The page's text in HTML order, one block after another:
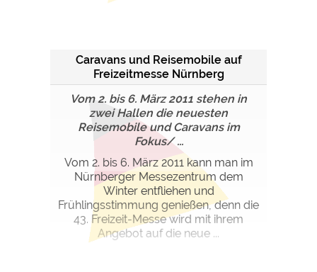
Caravans und Reisemobile auf
Freizeitmesse Nürnberg
Vom 2. bis 6. März 2011 stehen in
zwei Hallen die neuesten
Reisemobile und Caravans im
Fokus/ ...
Vom 2. bis 6. März 2011 kann man im
Nürnberger Messezentrum dem
Winter entfliehen und
Frühlingsstimmung genießen, denn die
43. Freizeit-Messe wird mit ihrem
Angebot auf die neue ...
Die Cookieeinstellungen können jeder Zeit im Footer
über "COOKIES" geändert werden!